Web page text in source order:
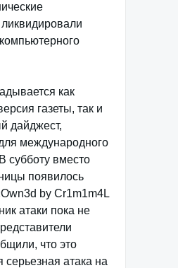
как
газеты, так и
дайджест,
международного
субботу вместо
появилось
by Cr1m1m4L
атаки пока не
что это
серьезная атака на